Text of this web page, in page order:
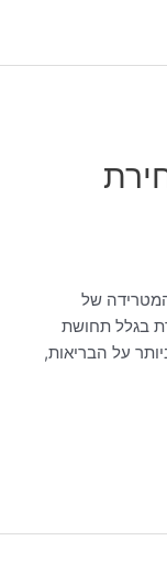
של
בגלל תחושת
על הבריאות,